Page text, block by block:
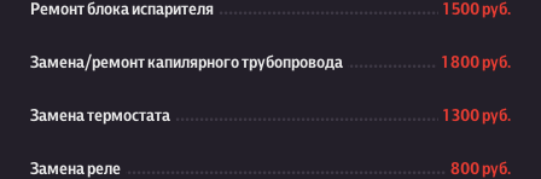
Ремонт блока испарителя 1 500 руб.
Замена/ремонт капилярного трубопровода 1 800 руб.
Замена термостата 1 300 руб.
Замена реле 800 руб.